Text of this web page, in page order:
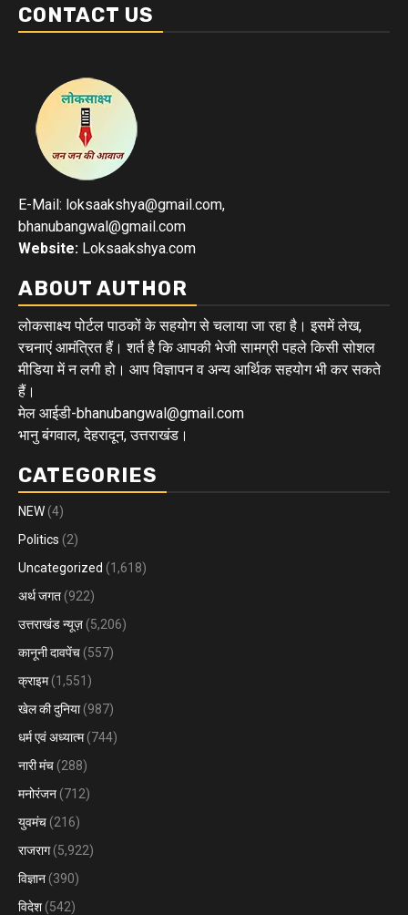
CONTACT US
E-Mail: loksaakshya@gmail.com,
bhanubangwal@gmail.com
Website: Loksaakshya.com
ABOUT AUTHOR
लोकसाक्ष्य पोर्टल पाठकों के सहयोग से चलाया जा रहा है। इसमें लेख,
रचनाएं आमंत्रित हैं। शर्त है कि आपकी भेजी सामग्री पहले किसी सोशल
मीडिया में न लगी हो। आप विज्ञापन व अन्य आर्थिक सहयोग भी कर सकते
हैं।
मेल आईडी-bhanubangwal@gmail.com
भानु बंगवाल, देहरादून, उत्तराखंड।
CATEGORIES
NEW (4)
Politics (2)
Uncategorized (1,618)
अर्थ जगत (922)
उत्तराखंड न्यूज़ (5,206)
कानूनी दावपेंच (557)
क्राइम(1,551)
खेल की दुनिया(987)
धर्म एवं अध्यात्म(744)
नारी मंच (288)
मनोरंजन (712)
युवमंच (216)
राजराग(5,922)
विज्ञान (390)
विदेश (542)